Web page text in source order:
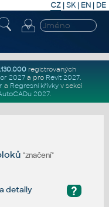
CZ | SK| EN | DE
registrovaných
2027a pro Revit 2027.
a Regresní křivkyv sekci
2027.
"značení"
?
detaily